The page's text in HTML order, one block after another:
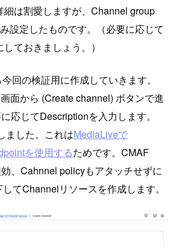
細は割愛しますが、Channel group
設定したものです。（必要に応じて
しておきましょう。）
回の検証用に作成していきます。
面から (Create channel) ボタンで進
応じてDescriptionを入力します。
ました。これはMediaLiveで
を使用するためです。CMAF
、Cahnnel policyもアタッチせずに
てChannelリソースを作成します。